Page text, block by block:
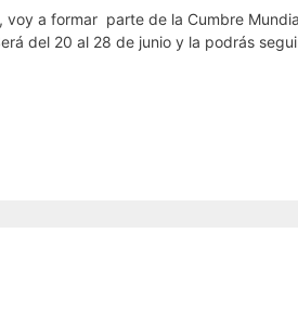
voy a formar parte de la Cumbre
del 20 al 28 de junio y la podrás